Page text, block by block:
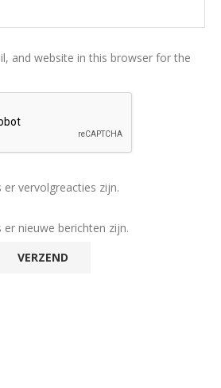
and website in this browser for the
vervolgreacties zijn.
nieuwe berichten zijn.